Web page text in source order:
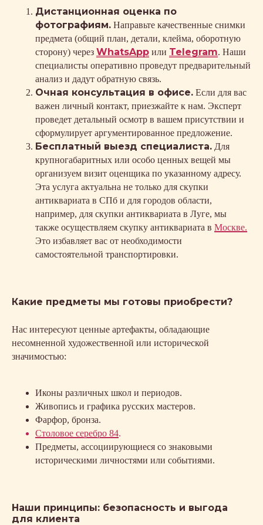
Дистанционная оценка по
фотографиям. Направьте качественные снимки
предмета (общий план, детали, клейма, оборотную
сторону) через WhatsApp или Telegram. Наши
специалисты оперативно проведут предварительный
анализ и дадут обратную связь.
Очная консультация в офисе. Если для вас
важен личный контакт, приезжайте к нам. Эксперт
проведет детальный осмотр в вашем присутствии и
сформулирует аргументированное предложение.
Бесплатный выезд специалиста. Для
крупногабаритных или особо ценных вещей мы
организуем визит оценщика по указанному адресу.
Эта услуга актуальна не только для скупки
антиквариата в СПб и для городов области,
например, для скупки антиквариата в Луге, мы
также осуществляем скупку антиквариата в Москве.
Это избавляет вас от необходимости
самостоятельной транспортировки.
Какие предметы мы готовы приобрести?
Нас интересуют ценные артефакты, обладающие
несомненной художественной или исторической
значимостью:
Иконы различных школ и периодов.
Живопись и графика русских мастеров.
Фарфор, бронза.
Столовое серебро 84.
Предметы, ассоциирующиеся со знаковыми
историческими личностями или событиями.
Наши принципы: безопасность и выгода
для клиента